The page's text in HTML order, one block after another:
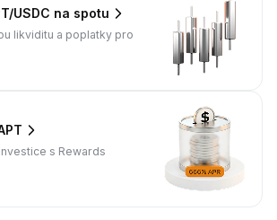
USDC na spotu
likviditu a poplatky pro
s Rewards